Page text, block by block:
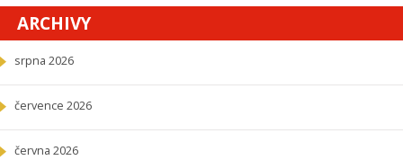
ARCHIVY
srpna 2026
července 2026
června 2026